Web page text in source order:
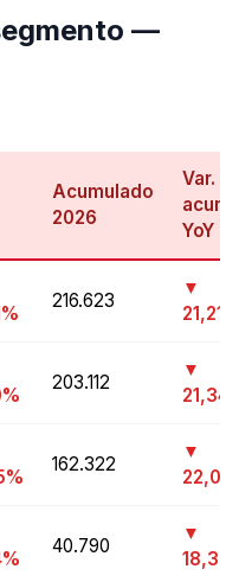
—
Acumulado
2026
Var.
acum.
YoY
216.623
▼
203.112
▼
162.322
▼
40.790
▼